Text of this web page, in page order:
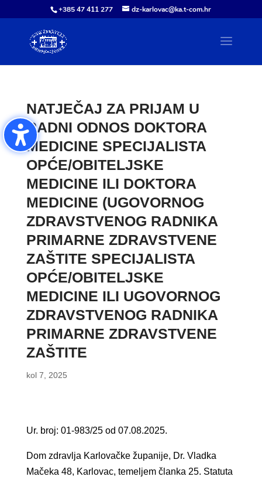
+385 47 411 277 dz-karlovac@ka.t-com.hr
NATJEČAJ ZA PRIJAM U
RADNI ODNOS DOKTORA
MEDICINE SPECIJALISTA
OPĆE/OBITELJSKE
MEDICINE ILI DOKTORA
MEDICINE (UGOVORNOG
ZDRAVSTVENOG RADNIKA
PRIMARNE ZDRAVSTVENE
ZAŠTITE SPECIJALISTA
OPĆE/OBITELJSKE
MEDICINE ILI UGOVORNOG
ZDRAVSTVENOG RADNIKA
PRIMARNE ZDRAVSTVENE
ZAŠTITE
kol 7, 2025
Ur. broj: 01-983/25 od 07.08.2025.
Dom zdravlja Karlovačke županije, Dr. Vladka
Mačeka 48, Karlovac, temeljem članka 25. Statuta